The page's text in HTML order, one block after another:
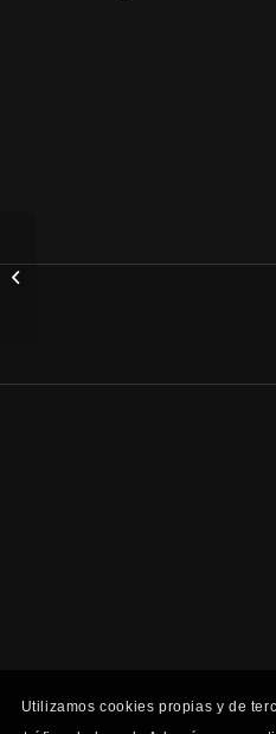
Breakin’ Necks (sesión
Utilizamos cookies propias y de